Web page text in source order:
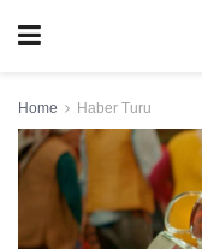
Home Haber Turu